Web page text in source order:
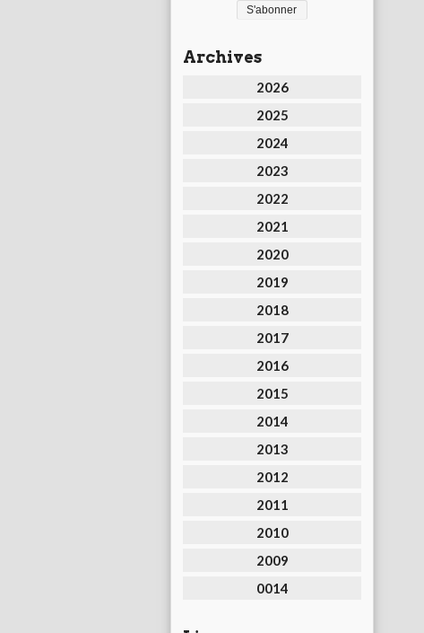
Archives
2026
2025
2024
2023
2022
2021
2020
2019
2018
2017
2016
2015
2014
2013
2012
2011
2010
2009
0014